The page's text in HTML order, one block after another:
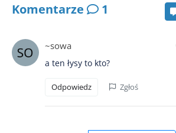
Komentarze 1
~sowa
a ten łysy to kto?
Odpowiedz Zgłoś